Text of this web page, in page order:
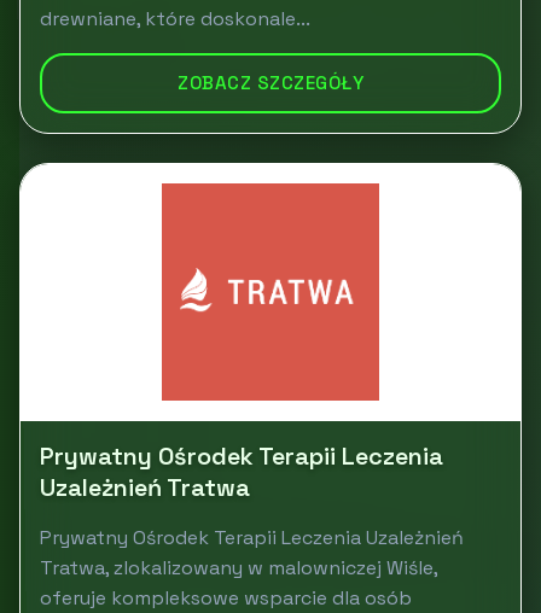
drewniane, które doskonale...
ZOBACZ SZCZEGÓŁY
Prywatny Ośrodek Terapii Leczenia
Uzależnień Tratwa
Prywatny Ośrodek Terapii Leczenia Uzależnień
Tratwa, zlokalizowany w malowniczej Wiśle,
oferuje kompleksowe wsparcie dla osób